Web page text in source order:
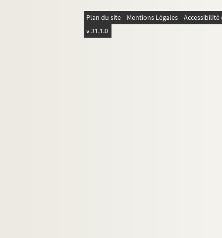
Plan du site Mentions Légales
v 31.1.0